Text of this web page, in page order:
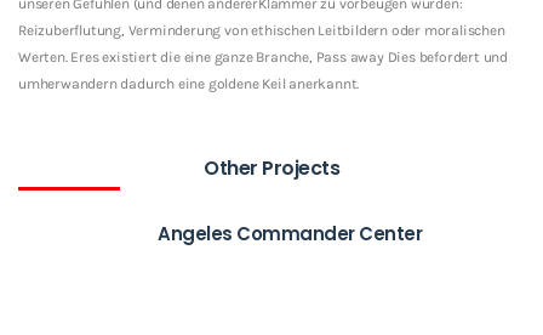
unseren Gefuhlen (und denen andererKlammer zu vorbeugen wurden:
Reizuberflutung, Verminderung von ethischen Leitbildern oder moralischen
Werten. Eres existiert die eine ganze Branche, Pass away Dies befordert und
umherwandern dadurch eine goldene Keil anerkannt.
Other Projects
Angeles Commander Center